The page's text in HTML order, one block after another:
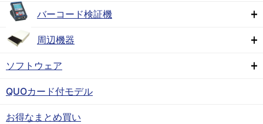
バーコード検証機
周辺機器
ソフトウェア
QUOカード付モデル
お得なまとめ買い